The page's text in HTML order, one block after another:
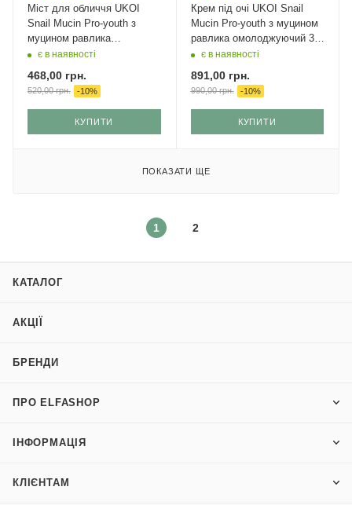
Міст для обличчя UKOI
Snail Mucin Pro-youth з
муцином равлика
омолоджуючий 150 мл
є в наявності
468,00 грн.
520,00грн. -10%
КУПИТИ
Крем під очі UKOI Snail
Mucin Pro-youth з муцином
равлика омолоджуючий 30
млє в наявності
891,00грн.
990,00грн. -10%
КУПИТИ
ПОКАЗАТИ ЩЕ
1 2
КАТАЛОГ
АКЦІЇ
БРЕНДИ
ПРО ELFASHOP
ІНФОРМАЦІЯ
КЛІЄНТАМ